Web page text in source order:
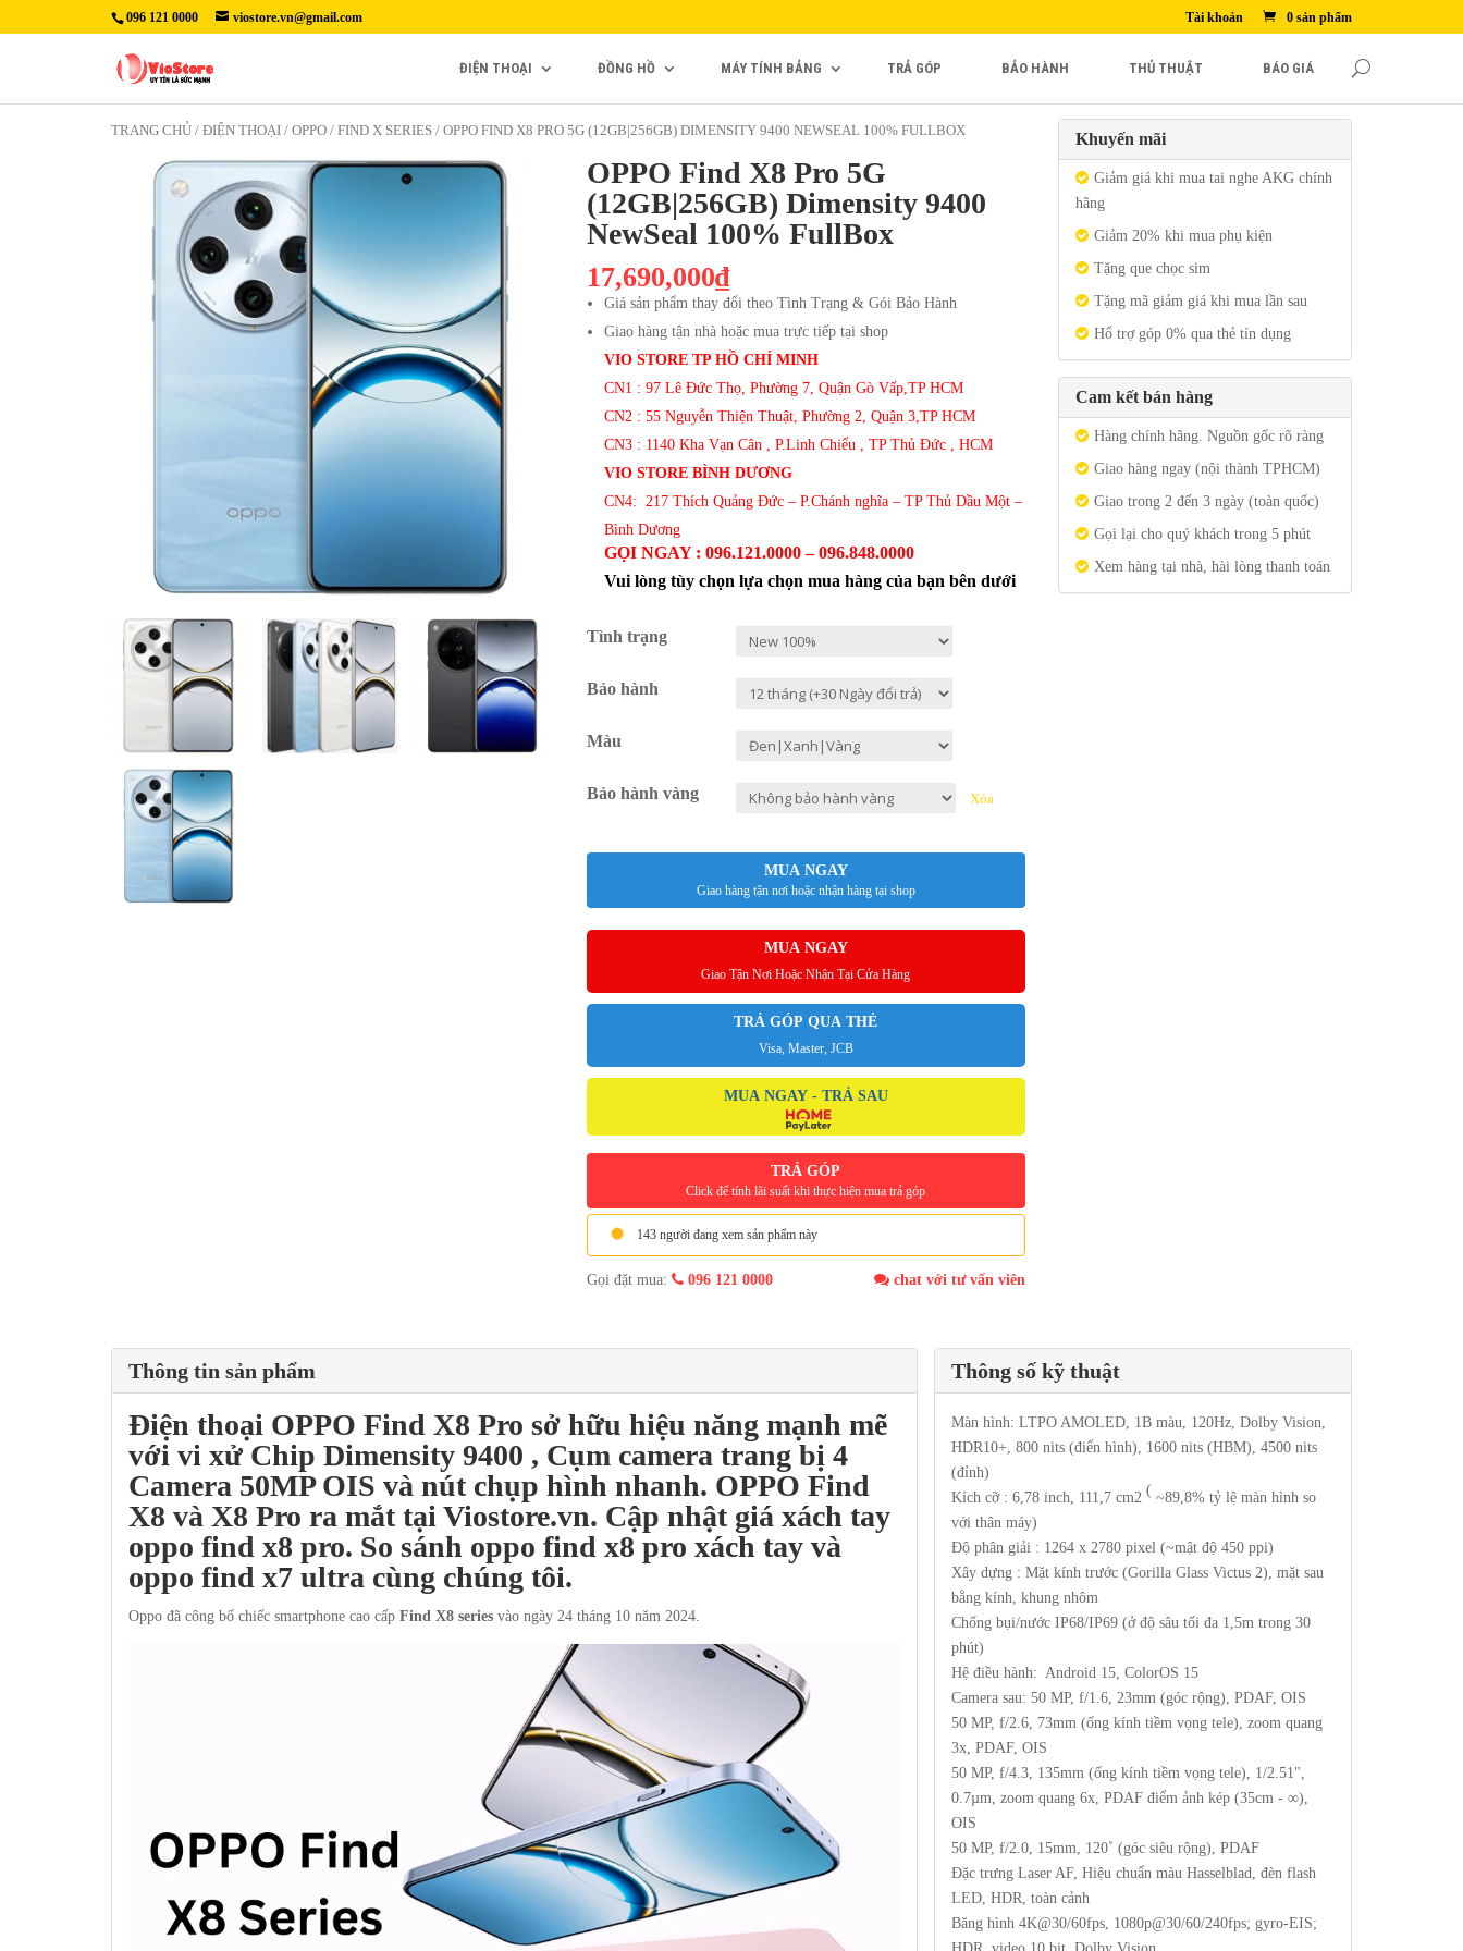
096 121 0000 viostore.vn@gmail.com Tài khoản 0 sản phẩm
ĐIỆN THOẠI ĐỒNG HỒ MÁY TÍNH BẢNG TRẢ GÓP BẢO HÀNH THỦ THUẬT BÁO GIÁ
TRANG CHỦ / ĐIỆN THOẠI / OPPO / FIND X SERIES / OPPO FIND X8 PRO 5G (12GB|256GB) DIMENSITY 9400 NEWSEAL 100% FULLBOX
OPPO Find X8 Pro 5G
(12GB|256GB) Dimensity 9400
NewSeal 100% FullBox
17,690,000₫
Giá sản phẩm thay đổi theo Tình Trạng & Gói Bảo Hành
Giao hàng tận nhà hoặc mua trực tiếp tại shop
VIO STORE TP HỒ CHÍ MINH
CN1 : 97 Lê Đức Thọ, Phường 7, Quận Gò Vấp,TP HCM
CN2 : 55 Nguyễn Thiện Thuật, Phường 2, Quận 3,TP HCM
CN3 : 1140 Kha Vạn Cân , P.Linh Chiểu , TP Thủ Đức , HCM
VIO STORE BÌNH DƯƠNG
CN4: 217 Thích Quảng Đức – P.Chánh nghĩa – TP Thủ Dầu Một –
Bình Dương
GỌI NGAY : 096.121.0000 – 096.848.0000
Vui lòng tùy chọn lựa chọn mua hàng của bạn bên dưới
Tình trạng
Bảo hành
Màu
Bảo hành vàng Xóa
MUA NGAY
Giao hàng tận nơi hoặc nhận hàng tại shop
MUA NGAY
Giao Tận Nơi Hoặc Nhận Tại Cửa Hàng
TRẢ GÓP QUA THẺ
Visa, Master, JCB
MUA NGAY - TRẢ SAU
TRẢ GÓP
Click để tính lãi suất khi thực hiện mua trả góp
143 người đang xem sản phẩm này
Gọi đặt mua: 096 121 0000 chat với tư vấn viên
Khuyến mãi
Giảm giá khi mua tai nghe AKG chính
hãng
Giảm 20% khi mua phụ kiện
Tặng que chọc sim
Tặng mã giảm giá khi mua lần sau
Hổ trợ góp 0% qua thẻ tín dụng
Cam kết bán hàng
Hàng chính hãng. Nguồn gốc rõ ràng
Giao hàng ngay (nội thành TPHCM)
Giao trong 2 đến 3 ngày (toàn quốc)
Gọi lại cho quý khách trong 5 phút
Xem hàng tại nhà, hài lòng thanh toán
Thông số kỹ thuật
Màn hình: LTPO AMOLED, 1B màu, 120Hz, Dolby Vision,
HDR10+, 800 nits (điển hình), 1600 nits (HBM), 4500 nits
(đỉnh)
Kích cỡ : 6,78 inch, 111,7 cm2 ( ~89,8% tỷ lệ màn hình so
với thân máy)
Độ phân giải : 1264 x 2780 pixel (~mật độ 450 ppi)
Xây dựng : Mặt kính trước (Gorilla Glass Victus 2), mặt sau
bằng kính, khung nhôm
Chống bụi/nước IP68/IP69 (ở độ sâu tối đa 1,5m trong 30
phút)
Hệ điều hành: Android 15, ColorOS 15
Camera sau: 50 MP, f/1.6, 23mm (góc rộng), PDAF, OIS
50 MP, f/2.6, 73mm (ống kính tiềm vọng tele), zoom quang
3x, PDAF, OIS
50 MP, f/4.3, 135mm (ống kính tiềm vọng tele), 1/2.51",
0.7µm, zoom quang 6x, PDAF điểm ảnh kép (35cm - ∞),
OIS
50 MP, f/2.0, 15mm, 120˚ (góc siêu rộng), PDAF
Đặc trưng Laser AF, Hiệu chuẩn màu Hasselblad, đèn flash
LED, HDR, toàn cảnh
Băng hình 4K@30/60fps, 1080p@30/60/240fps; gyro-EIS;
Thông tin sản phẩm
Điện thoại OPPO Find X8 Pro sở hữu hiệu năng mạnh mẽ
với vi xử Chip Dimensity 9400 , Cụm camera trang bị 4
Camera 50MP OIS và nút chụp hình nhanh. OPPO Find
X8 và X8 Pro ra mắt tại Viostore.vn. Cập nhật giá xách tay
oppo find x8 pro. So sánh oppo find x8 pro xách tay và
oppo find x7 ultra cùng chúng tôi.
Oppo đã công bố chiếc smartphone cao cấp Find X8 series vào ngày 24 tháng 10 năm 2024.